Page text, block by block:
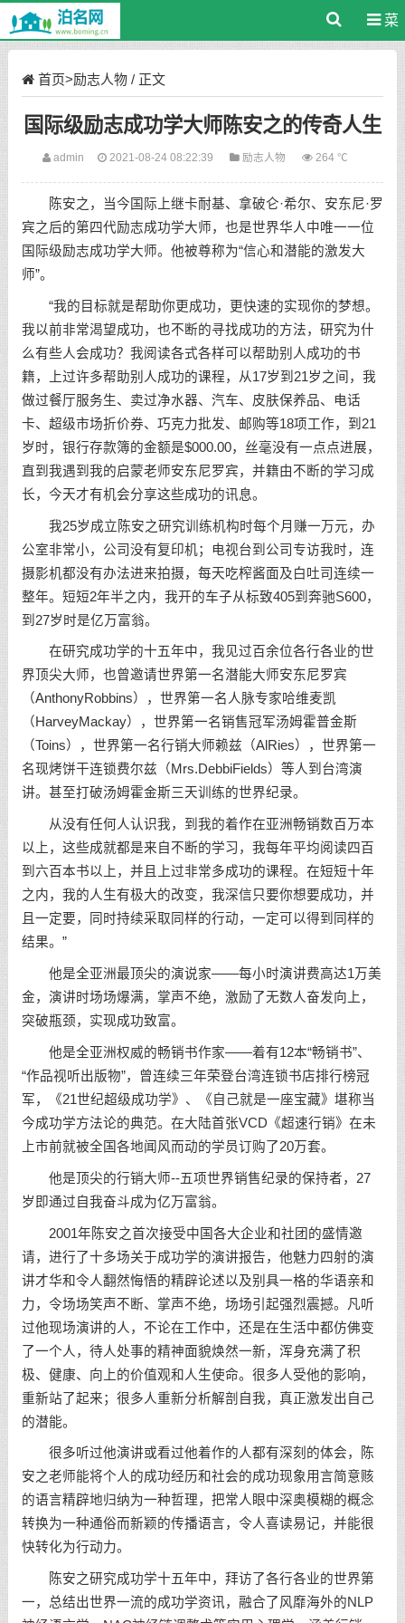
菜
首页>励志人物/ 正文
国际级励志成功学大师陈安之的传奇人生
admin 2021-08-24 08:22:39 励志人物 264 ℃
陈安之，当今国际上继卡耐基、拿破仑·希尔、 安东尼·罗
宾之后的第四代励志成功学大师，也是世界华人中唯一一位
国际级励志成功学大师。他被尊称为“信心和潜能的激发大
师”。
“我的目标就是帮助你更成功，更快速的实现你的梦想。
我以前非常渴望成功，也不断的寻找成功的方法，研究为什
么有些人会成功？我阅读各式各样可以帮助别人成功的书
籍，上过许多帮助别人成功的课程，从17岁到21岁之间，我
做过餐厅服务生、卖过净水器、汽车、皮肤保养品、电话
卡、超级市场折价券、巧克力批发、邮购等18项工作，到21
岁时，银行存款簿的金额是$000.00，丝毫没有一点点进展，
直到我遇到我的启蒙老师安东尼罗宾，并籍由不断的学习成
长，今天才有机会分享这些成功的讯息。
我25岁成立陈安之研究训练机构时每个月赚一万元，办
公室非常小，公司没有复印机；电视台到公司专访我时，连
摄影机都没有办法进来拍摄，每天吃榨酱面及白吐司连续一
整年。短短2年半之内，我开的车子从标致405到奔驰S600，
到27岁时是亿万富翁。
在研究成功学的十五年中，我见过百余位各行各业的世
界顶尖大师，也曾邀请世界第一名潜能大师安东尼罗宾
（AnthonyRobbins），世界第一名人脉专家哈维麦凯
（HarveyMackay），世界第一名销售冠军汤姆霍普金斯
（Toins），世界第一名行销大师赖兹（AlRies），世界第一
名现烤饼干连锁费尔兹（Mrs.DebbiFields）等人到台湾演
讲。甚至打破汤姆霍金斯三天训练的世界纪录。
从没有任何人认识我，到我的着作在亚洲畅销数百万本
以上，这些成就都是来自不断的学习，我每年平均阅读四百
到六百本书以上，并且上过非常多成功的课程。在短短十年
之内，我的人生有极大的改变，我深信只要你想要成功，并
且一定要，同时持续采取同样的行动，一定可以得到同样的
结果。”
他是全亚洲最顶尖的演说家——每小时演讲费高达1万美
金，演讲时场场爆满，掌声不绝， 激励 了无数人奋发向上，
突破瓶颈，实现成功致富。
他是全亚洲权威的畅销书作家——着有12本“畅销书”、
“作品视听出版物”，曾连续三年荣登台湾连锁书店排行榜冠
军，《21世纪超级成功学》、《自己就是一座宝藏》堪称当
今成功学方法论的典范。在大陆首张VCD《超速行销》在未
上市前就被全国各地闻风而动的学员订购了20万套。
他是顶尖的行销大师--五项世界销售纪录的保持者，27
岁即通过自我奋斗成为亿万富翁。
2001年陈安之首次接受中国各大企业和社团的盛情邀
请，进行了十多场关于成功学的演讲报告，他魅力四射的演
讲才华和令人翻然悔悟的精辟论述以及别具一格的华语亲和
力，令场场笑声不断、掌声不绝，场场引起强烈震撼。凡听
过他现场演讲的人，不论在工作中，还是在生活中都仿佛变
了一个人，待人处事的精神面貌焕然一新，浑身充满了积
极、健康、向上的价值观和人生使命。很多人受他的影响，
重新站了起来；很多人重新分析解剖自我，真正激发出自己
的潜能。
很多听过他演讲或看过他着作的人都有深刻的体会，陈
安之老师能将个人的成功经历和社会的成功现象用言简意赅
的语言精辟地归纳为一种哲理，把常人眼中深奥模糊的概念
转换为一种通俗而新颖的传播语言，令人喜读易记，并能很
快转化为行动力。
陈安之研究成功学十五年中，拜访了各行各业的世界第
一，总结出世界一流的成功学资讯，融合了风靡海外的NLP